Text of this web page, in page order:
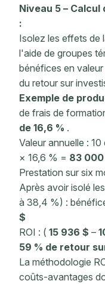
Niveau 5 – Calcul
:
Isolez les effets de
l'aide de groupes
bénéfices en
du retour sur
Exemple de
de frais de
de 16,6 % .
Valeur annuelle :
× 16,6 % = 83
Prestation sur six
Après avoir isolé
à 38,4 %) :
$
ROI : ( 15 936 $ –
59 % de retour
La méthodologie
coûts-avantages